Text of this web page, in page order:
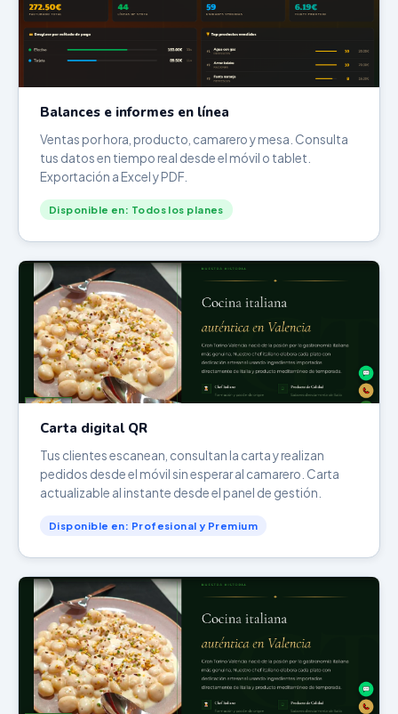
Balances e informes en línea
Ventas por hora, producto, camarero y mesa. Consulta
tus datos en tiempo real desde el móvil o tablet.
Exportación a Excel y PDF.
Disponible en: Todos los planes
Carta digital QR
Tus clientes escanean, consultan la carta y realizan
pedidos desde el móvil sin esperar al camarero. Carta
actualizable al instante desde el panel de gestión.
Disponible en: Profesional y Premium